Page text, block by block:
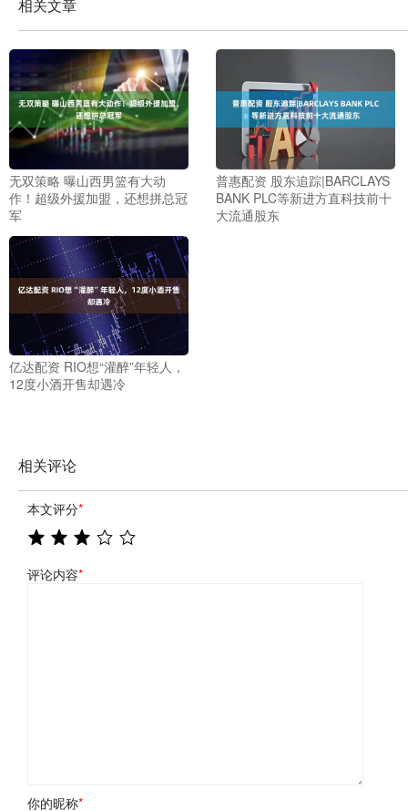
相关文章
无双策略 曝山西男篮有大动
作！超级外援加盟，还想拼总冠
军
普惠配资 股东追踪|BARCLAYS
BANK PLC等新进方直科技前十
大流通股东
亿达配资 RIO想“灌醉”年轻人，
12度小酒开售却遇冷
相关评论
本文评分*
评论内容*
你的昵称*